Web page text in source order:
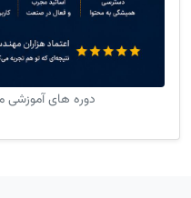
دوره های آموزشی